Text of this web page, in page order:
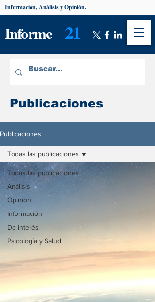
Informe 21
Información, Análisis y Opinión.
Publicaciones
Publicaciones
Todas las publicaciones
Análisis
Opinión
Información
De interés
Psicología y Salud
Todas las publicaciones